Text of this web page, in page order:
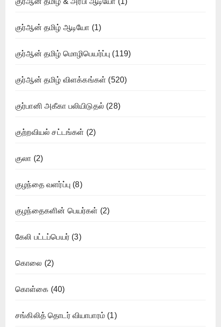
குர்ஆன் தமிழ் ஆடியோ (1)
குர்ஆன் தமிழ் மொழிபெயர்ப்பு (119)
குர்ஆன் தமிழ் விளக்கங்கள் (520)
குர்பானி அகீகா பலியிடுதல் (28)
குற்றவியல் சட்டங்கள் (2)
குலா (2)
குழந்தை வளர்ப்பு (8)
குழந்தைகளின் பெயர்கள் (2)
கேலி பட்டப்பெயர் (3)
கொலை (2)
கொள்கை (40)
சங்கிலித் தொடர் வியாபாரம் (1)